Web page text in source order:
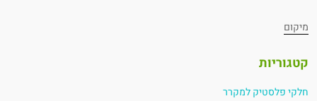
מיקום
קטגוריות
חלקי פלסטיק למקרר